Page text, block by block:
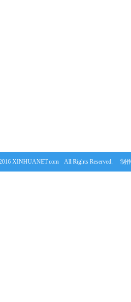
XINHUANET.com All Rights Reserved. 制